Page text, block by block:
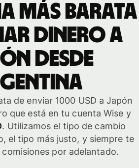
más barata
dinero a
desde
de enviar 1000 USD a Japón
que está en tu cuenta Wise y
. Utilizamos el tipo de cambio
el tipo más justo, y siempre te
por adelantado.